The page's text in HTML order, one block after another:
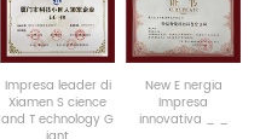
Impresa leaderdi
XiamenS cience
and TechnologyG
NewEnergia
Impresa
innovativa _ _